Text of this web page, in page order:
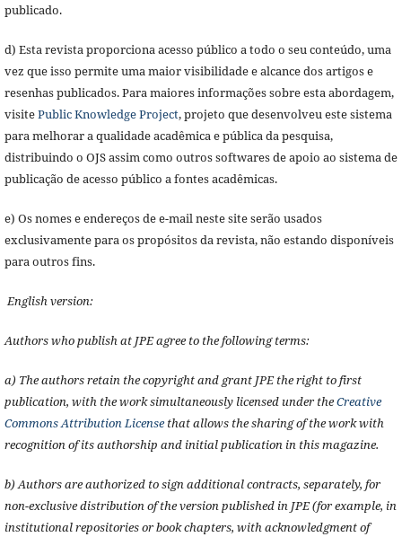
publicado.
d) Esta revista proporciona acesso público a todo o seu conteúdo, uma
vez que isso permite uma maior visibilidade e alcance dos artigos e
resenhas publicados. Para maiores informações sobre esta abordagem,
visitePublic Knowledge Project, projeto que desenvolveu este sistema
para melhorar a qualidade acadêmica e pública da pesquisa,
distribuindo o OJS assim como outros softwares de apoio ao sistema de
publicação de acesso público a fontes acadêmicas.
e) Os nomes e endereços de e-mail neste site serão usados
exclusivamente para os propósitos da revista, não estando disponíveis
para outros fins.
English version:
Authors who publish at JPE agree to the following terms:
a) The authors retain the copyright and grant JPE the right to first
publication, with the work simultaneously licensed under theCreative
Commons Attribution Licensethat allows the sharing of the work with
recognition of its authorship and initial publication in this magazine.
b) Authors are authorized to sign additional contracts, separately, for
non-exclusive distribution of the version published in JPE (for example, in
institutional repositories or book chapters, with acknowledgment of